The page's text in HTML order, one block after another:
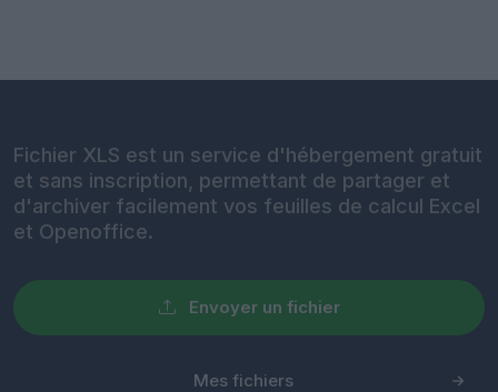
Fichier XLS est un service d'hébergement gratuit
et sans inscription, permettant de partager et
d'archiver facilement vos feuilles de calcul Excel
et Openoffice.
Envoyer un fichier
Mes fichiers